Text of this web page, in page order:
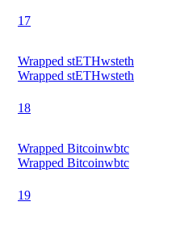
17
Wrapped stETHwsteth
Wrapped stETHwsteth
18
Wrapped Bitcoinwbtc
Wrapped Bitcoinwbtc
19